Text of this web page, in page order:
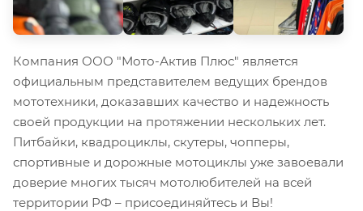
Компания ООО "Мото-Актив Плюс" является
официальным представителем ведущих брендов
мототехники, доказавших качество и надежность
своей продукции на протяжении нескольких лет.
Питбайки, квадроциклы, скутеры, чопперы,
спортивные и дорожные мотоциклы уже завоевали
доверие многих тысяч мотолюбителей на всей
территории РФ – присоединяйтесь и Вы!